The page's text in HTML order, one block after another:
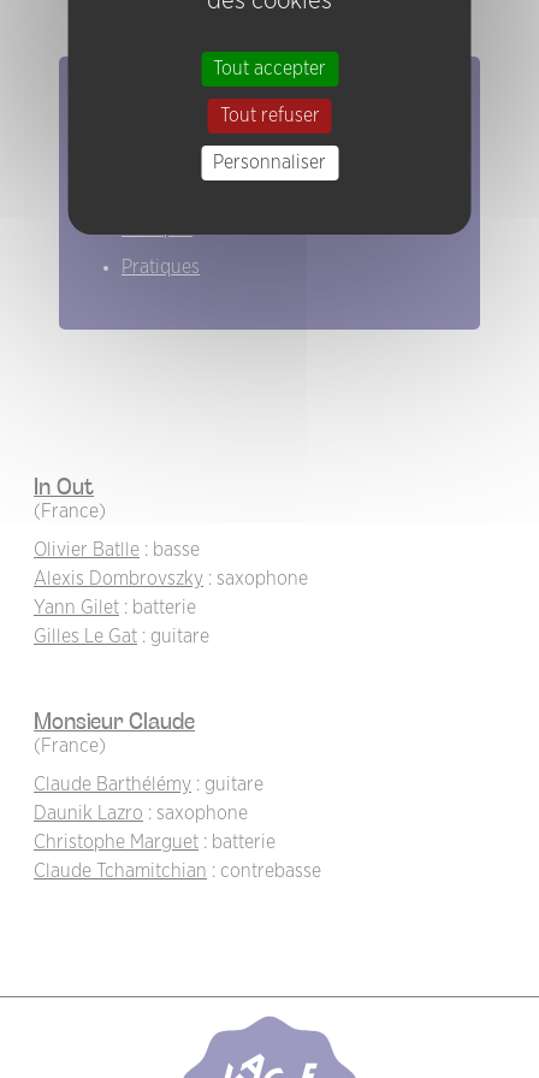
Elles/ils ont joué chez nous
Evénements
Pratiques
In Out
(France)
Olivier Batlle : basse
Alexis Dombrovszky : saxophone
Yann Gilet : batterie
Gilles Le Gat : guitare
Monsieur Claude
(France)
Claude Barthélémy : guitare
Daunik Lazro : saxophone
Christophe Marguet : batterie
Claude Tchamitchian : contrebasse
Tout accepter
Tout refuser
Personnaliser